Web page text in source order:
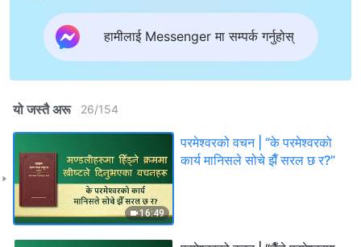
हामीलाई Messenger मा सम्पर्क गर्नुहोस्
यो जस्तै अरू 26/154
16:49
परमेश्‍वरको वचन | “के परमेश्‍वरको
कार्य मानिसले सोचे झैँ सरल छ र?”